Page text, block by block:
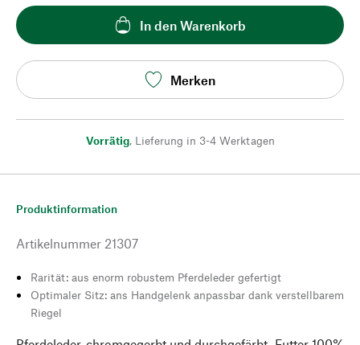
In den Warenkorb
Merken
Vorrätig, Lieferung in 3-4 Werktagen
Produktinformation
Artikelnummer 21307
Rarität: aus enorm robustem Pferdeleder gefertigt
Optimaler Sitz: ans Handgelenk anpassbar dank verstellbarem
Riegel